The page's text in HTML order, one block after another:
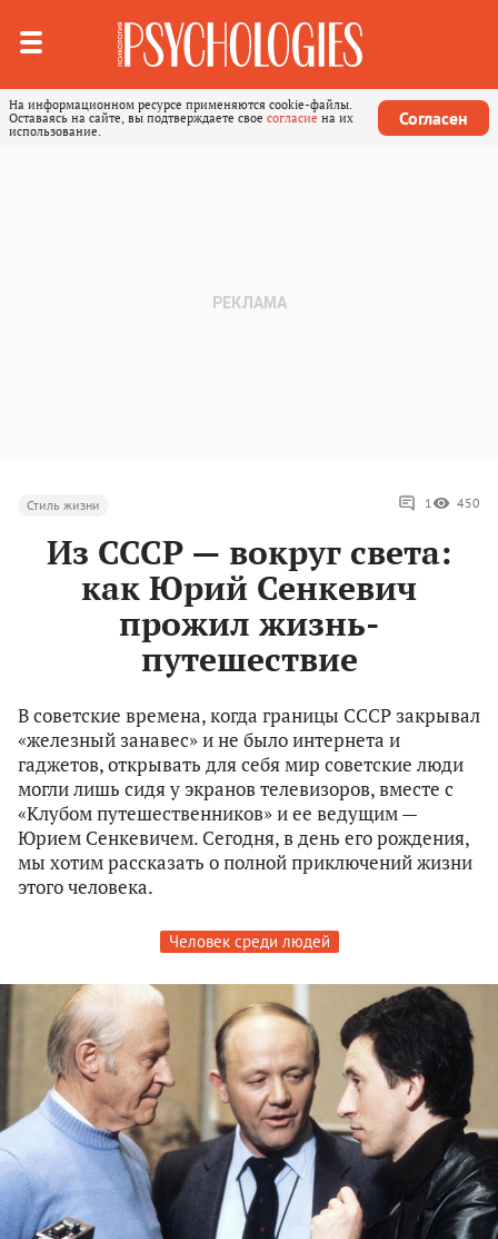
На информационном ресурсе применяются cookie-файлы.
Оставаясь на сайте, вы подтверждаете свое согласие на их
использование.
Согласен
Стиль жизни 1 450
Из СССР — вокруг света:
как Юрий Сенкевич
прожил жизнь-
путешествие
В советские времена, когда границы СССР закрывал
«железный занавес» и не было интернета и
гаджетов, открывать для себя мир советские люди
могли лишь сидя у экранов телевизоров, вместе с
«Клубом путешественников» и ее ведущим —
Юрием Сенкевичем. Сегодня, в день его рождения,
мы хотим рассказать о полной приключений жизни
этого человека.
Человек среди людей